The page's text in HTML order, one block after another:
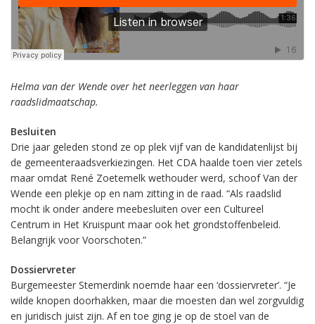
Helma van der Wende over het neerleggen van haar
raadslidmaatschap.
Besluiten
Drie jaar geleden stond ze op plek vijf van de kandidatenlijst bij
de gemeenteraadsverkiezingen. Het CDA haalde toen vier zetels
maar omdat René Zoetemelk wethouder werd, schoof Van der
Wende een plekje op en nam zitting in de raad. “Als raadslid
mocht ik onder andere meebesluiten over een Cultureel
Centrum in Het Kruispunt maar ook het grondstoffenbeleid.
Belangrijk voor Voorschoten.”
Dossiervreter
Burgemeester Stemerdink noemde haar een ‘dossiervreter’. “Je
wilde knopen doorhakken, maar die moesten dan wel zorgvuldig
en juridisch juist zijn. Af en toe ging je op de stoel van de